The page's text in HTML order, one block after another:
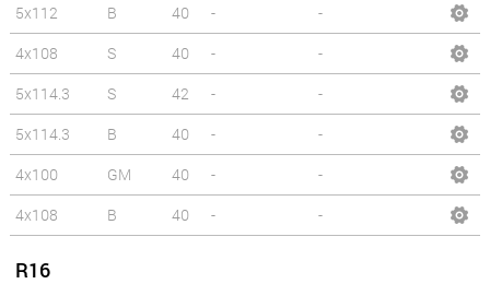
5x112
B 40 -
-
4x108
S 40 -
-
5x114.3
S 42 -
-
5x114.3
B 40 -
-
4x100
GM 40 -
-
4x108
B 40 - -
R16